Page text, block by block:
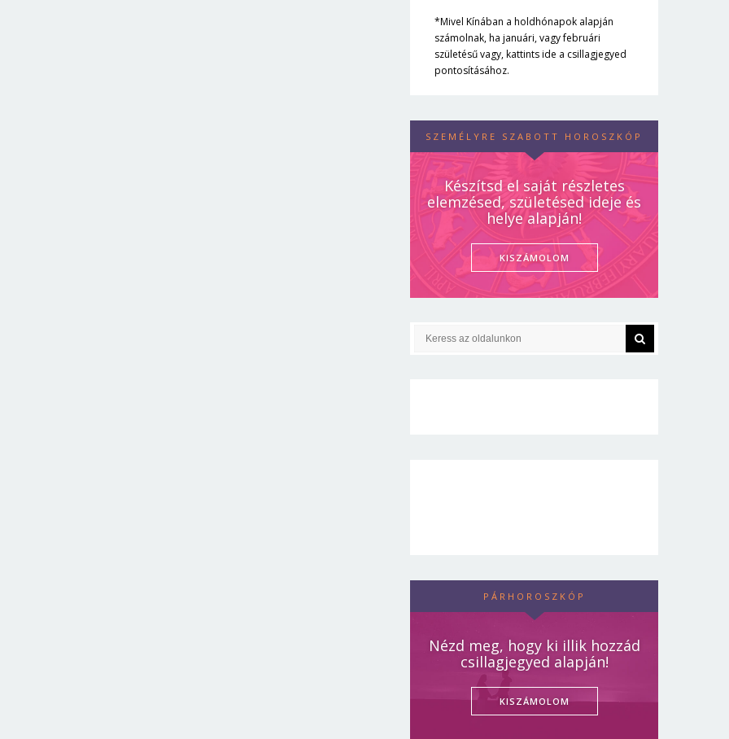
*Mivel Kínában a holdhónapok alapján
számolnak, ha januári, vagy februári
születésű vagy, kattints ide a csillagjegyed
pontosításához.
SZEMÉLYRE SZABOTT HOROSZKÓP
Készítsd el saját részletes
elemzésed, születésed ideje és
helye alapján!
KISZÁMOLOM
PÁRHOROSZKÓP
Nézd meg, hogy ki illik hozzád
csillagjegyed alapján!
KISZÁMOLOM